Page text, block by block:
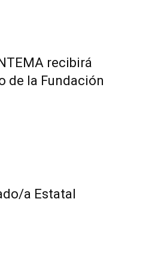
recibirá
de la Fundación
a Estatal